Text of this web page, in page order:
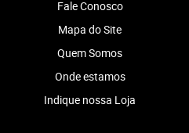
Fale Conosco
Mapa do Site
Quem Somos
Onde estamos
Indique nossa Loja